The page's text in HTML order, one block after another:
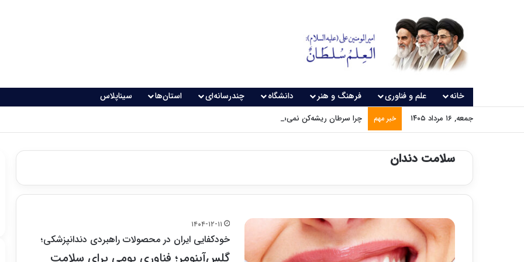
خانه علم و فناوری فرهنگ و هنر دانشگاه چندرسانه‌ای استان‌ها سیناپلاس
جمعه, ۱۶ مرداد ۱۴۰۵ خبر مهم چرا سرطان ریشه‌کن نمی‌شود؟
سلامت دندان
۱۴۰۴-۱۲-۱۱
خودکفایی ایران در محصولات راهبردی دندانپزشکی؛
گلس‌آینومر؛ فناوری بومی برای سلامت